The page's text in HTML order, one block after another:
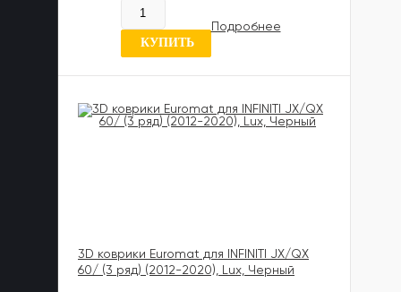
В наличии
6 отзывов
КУПИТЬ
Подробнее
3D коврики Euromat для INFINITI JX/QX
60/ (3 ряд) (2012-2020), Lux, Черный